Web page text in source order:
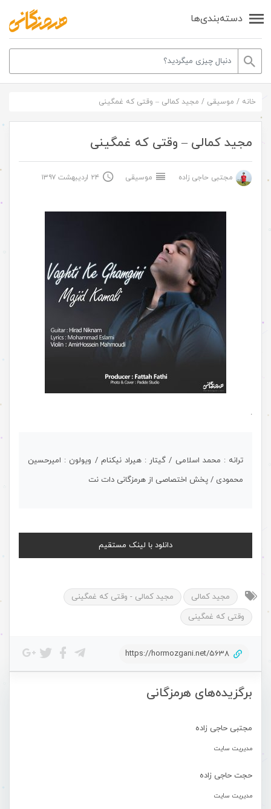
دسته‌بندی‌ها
برگزیده‌های هرمزگانی
مجتبی حاجی زاده
مدیریت سایت
حجت حاجی زاده
مدیریت سایت
خانه / موسیقی / مجید کمالی – وقتی که غمگینی
مجید کمالی – وقتی که غمگینی
مجتبی حاجی زاده موسیقی ۲۴ اردیبهشت ۱۳۹۷
.
ترانه : محمد اسلامی / گیتار : هیراد نیکنام / ویولون : امیرحسین
محمودی / پخش اختصاصی از هرمزگانی دات نت
دانلود با لینک مستقیم
مجید کمالی
مجید کمالی - وقتی که غمگینی
وقتی که غمگینی
https://hormozgani.net/5638